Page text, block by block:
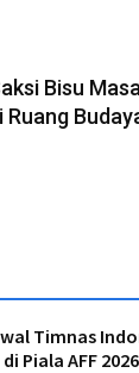
Bisu
Ruang
Timnas
Piala AFF 2026